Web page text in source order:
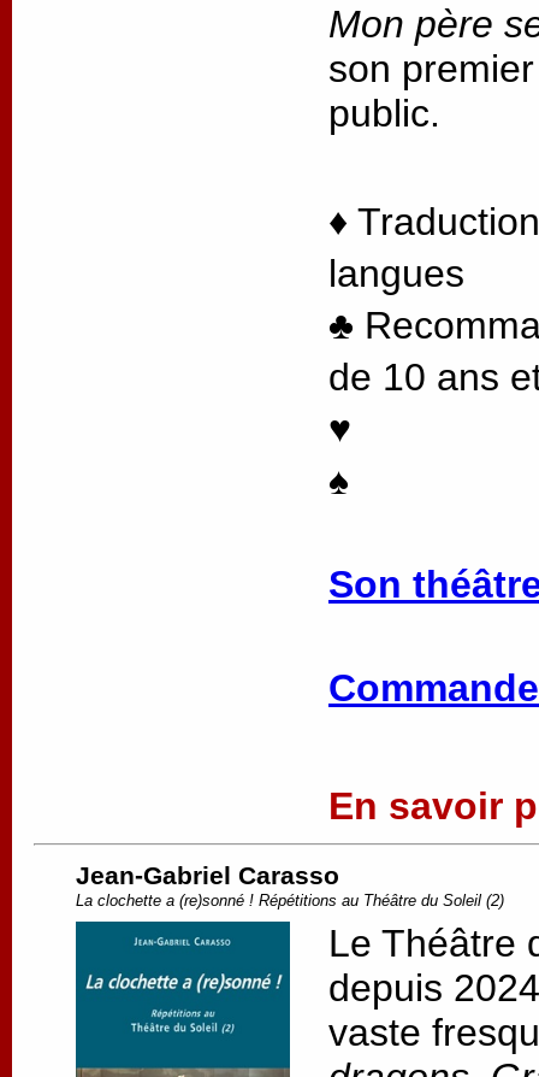
Mon père
son
public.
♦
langues
♣
de 10 ans
♥
♠
Son
En savoir
Jean-Gabriel Carasso
La clochette a (re)sonné ! Répétitions au Théâtre du Soleil (2)
Le Théâtre
depuis
vaste